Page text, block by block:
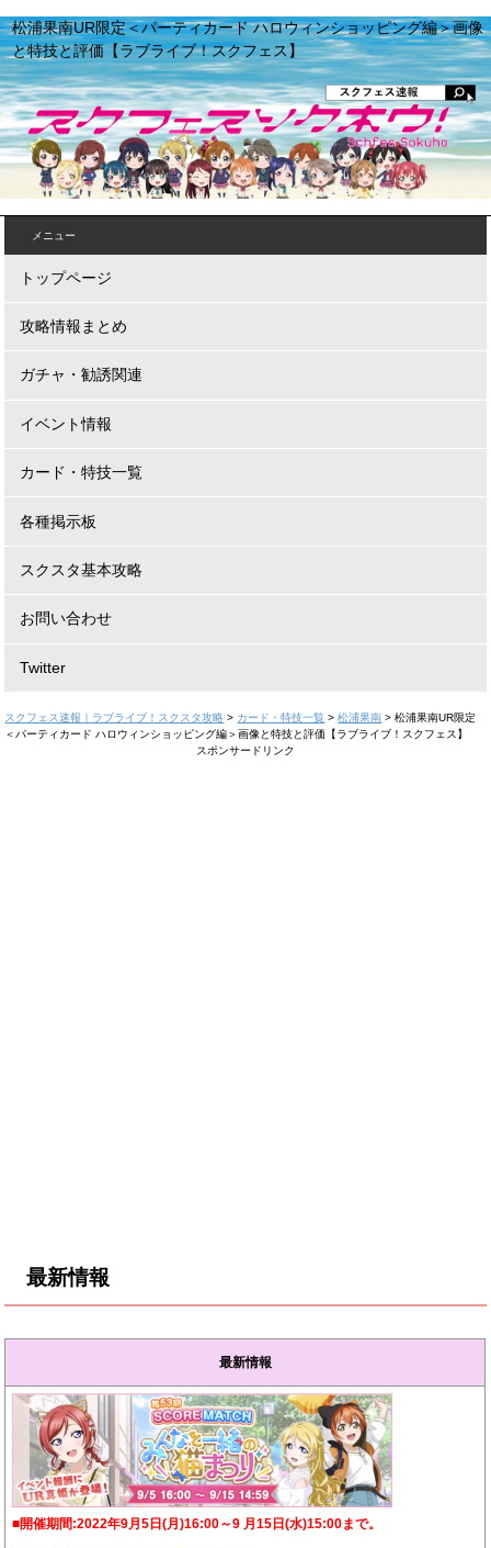
松浦果南UR限定＜パーティカード ハロウィンショッピング編＞画像
と特技と評価【ラブライブ！スクフェス】
メニュー
トップページ
攻略情報まとめ
ガチャ・勧誘関連
イベント情報
カード・特技一覧
各種掲示板
スクスタ基本攻略
お問い合わせ
Twitter
スクフェス速報｜ラブライブ！スクスタ攻略 > カード・特技一覧 >松浦果南 >松浦果南UR限定
＜パーティカード ハロウィンショッピング編＞画像と特技と評価【ラブライブ！スクフェス】
スポンサードリンク
最新情報
最新情報
■開催期間:2022年9月5日(月)16:00～9 月15日(水)15:00まで。